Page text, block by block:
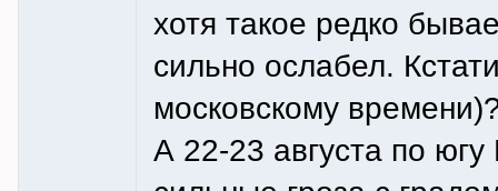
хотя такое редко
сильно ослабел.
московскому
А 22-23 августа по